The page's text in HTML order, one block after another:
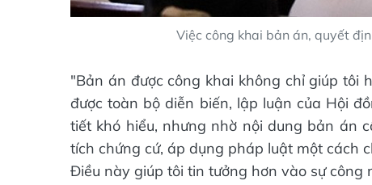
Việc công khai bản án, quyết
"Bản án được công khai không chỉ giúp tôi
được toàn bộ diễn biến, lập luận của Hội
tiết khó hiểu, nhưng nhờ nội dung bản án
tích chứng cứ, áp dụng pháp luật một cách
Điều này giúp tôi tin tưởng hơn vào sự công